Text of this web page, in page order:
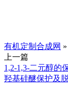
有机定制合成网 »
上一篇
1,2-1,3-二元醇的
羟基硅醚保护及